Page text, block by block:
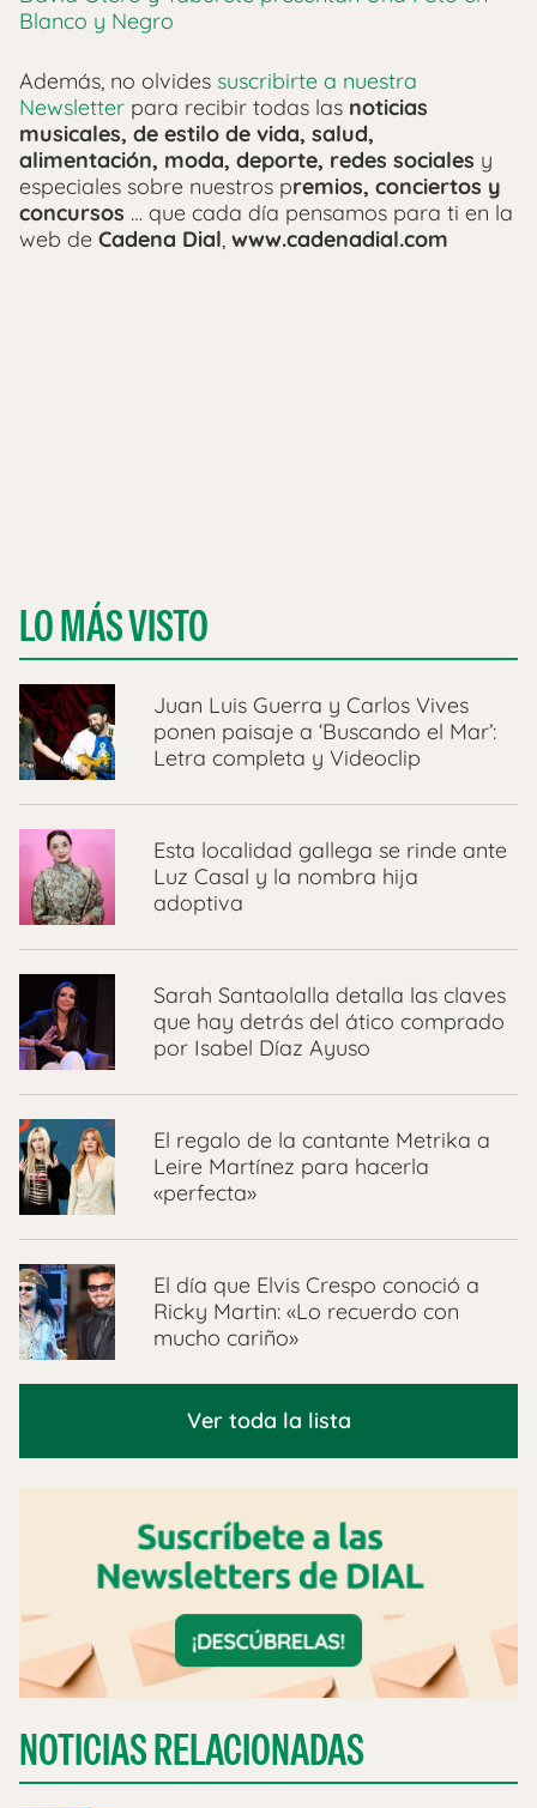
Blanco y Negro
Además, no olvides suscribirte a nuestra
Newsletter para recibir todas las noticias
musicales, de estilo de vida, salud,
alimentación, moda, deporte, redes sociales y
especiales sobre nuestros premios, conciertos y
concursos … que cada día pensamos para ti en la
web de Cadena Dial, www.cadenadial.com
LO MÁS VISTO
Juan Luis Guerra y Carlos Vives
ponen paisaje a ‘Buscando el Mar’:
Letra completa y Videoclip
Esta localidad gallega se rinde ante
Luz Casal y la nombra hija
adoptiva
Sarah Santaolalla detalla las claves
que hay detrás del ático comprado
por Isabel Díaz Ayuso
El regalo de la cantante Metrika a
Leire Martínez para hacerla
«perfecta»
El día que Elvis Crespo conoció a
Ricky Martin: «Lo recuerdo con
mucho cariño»
Ver toda la lista
NOTICIAS RELACIONADAS